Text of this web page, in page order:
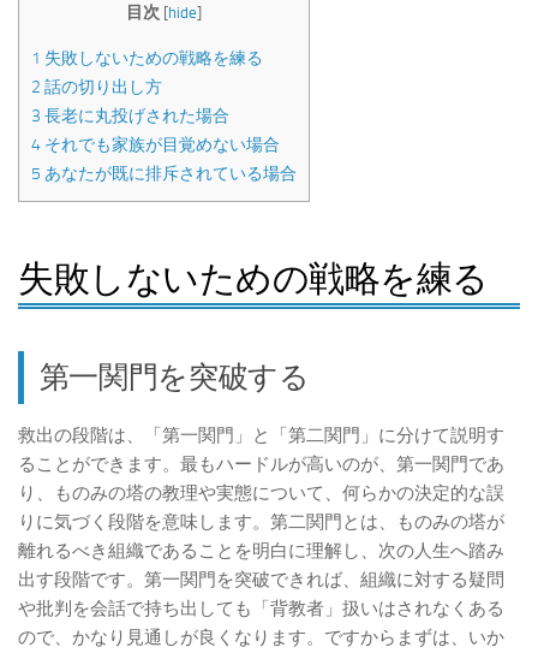
目次 [hide]
1 失敗しないための戦略を練る
2 話の切り出し方
3 長老に丸投げされた場合
4 それでも家族が目覚めない場合
5 あなたが既に排斥されている場合
失敗しないための戦略を練る
第一関門を突破する
救出の段階は、「第一関門」と「第二関門」に分けて説明す
ることができます。最もハードルが高いのが、第一関門であ
り、ものみの塔の教理や実態について、何らかの決定的な誤
りに気づく段階を意味します。第二関門とは、ものみの塔が
離れるべき組織であることを明白に理解し、次の人生へ踏み
出す段階です。第一関門を突破できれば、組織に対する疑問
や批判を会話で持ち出しても「背教者」扱いはされなくある
ので、かなり見通しが良くなります。ですからまずは、いか